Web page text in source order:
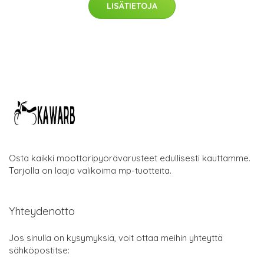
LISÄTIETOJA
Osta kaikki moottoripyörävarusteet edullisesti kauttamme.
Tarjolla on laaja valikoima mp-tuotteita.
Yhteydenotto
Jos sinulla on kysymyksiä, voit ottaa meihin yhteyttä
sähköpostitse: